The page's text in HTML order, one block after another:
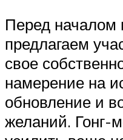
Перед началом
предлагаем
свое
намерение на
обновление и
желаний. Гонг-